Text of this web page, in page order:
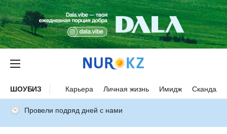
ШОУБИЗ Карьера Личная жизнь Имидж Скандалы
Провели подряд дней с нами